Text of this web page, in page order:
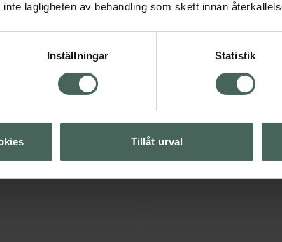
lagligheten av behandling som skett innan
Inställningar Statistik
Tillåt urval